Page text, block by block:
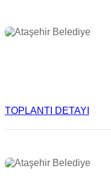
TOPLANTI DETAYI